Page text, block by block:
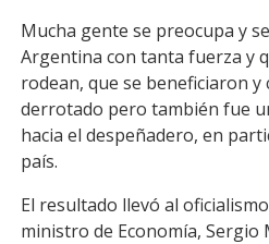
Link
Mucha gente se preocupa y
Argentina con tanta fuerza y
rodean, que se
derrotado pero también fue
hacia el despeñadero, en
país.
El resultado llevó al
ministro de Economía,